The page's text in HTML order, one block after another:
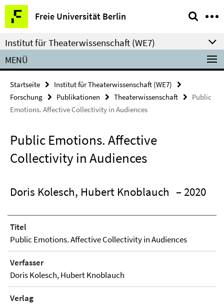
Springe
direkt
zu
Inhalt
Freie Universität Berlin
Service-
Navigation
Institut für Theaterwissenschaft (WE7)
MENÜ
Startseite
Institut für Theaterwissenschaft (WE7)
Forschung
Publikationen Theaterwissenschaft
Public
Emotions. Affective Collectivity in Audiences
Public Emotions. Affective
Collectivity in Audiences
Doris Kolesch, Hubert Knoblauch – 2020
Titel
Public Emotions. Affective Collectivity in Audiences
Verfasser
Doris Kolesch, Hubert Knoblauch
Verlag